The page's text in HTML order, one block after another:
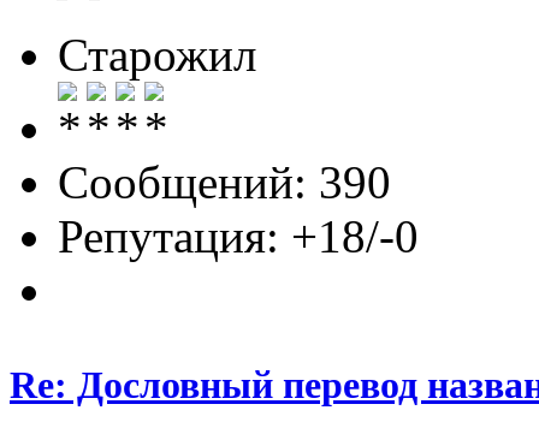
Старожил
Сообщений: 390
Репутация: +18/-0
Re: Дословный перевод